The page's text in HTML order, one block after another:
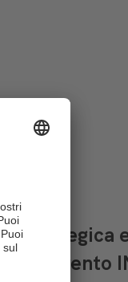
strategica